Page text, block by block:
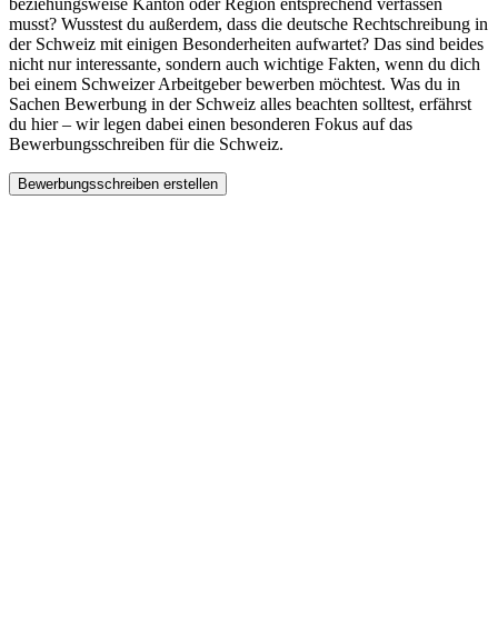
musst? Wusstest du außerdem, dass die deutsche Rechtschreibung in
der Schweiz mit einigen Besonderheiten aufwartet? Das sind beides
nicht nur interessante, sondern auch wichtige Fakten, wenn du dich
bei einem Schweizer Arbeitgeber bewerben möchtest. Was du in
Sachen Bewerbung in der Schweiz alles beachten solltest, erfährst
du hier – wir legen dabei einen besonderen Fokus auf das
Bewerbungsschreiben für die Schweiz.
Bewerbungsschreiben erstellen